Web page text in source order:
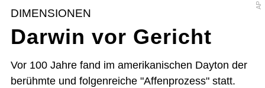
AP
DIMENSIONEN
Darwin vor Gericht
Vor 100 Jahre fand im amerikanischen Dayton der
berühmte und folgenreiche "Affenprozess" statt.